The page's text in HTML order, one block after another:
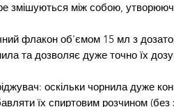
змішуються між собою, утворюючи
флакон об'ємом 15 мл з
та дозволяє дуже точно їх
оскільки чорнила дуже
їх спиртовим розчином